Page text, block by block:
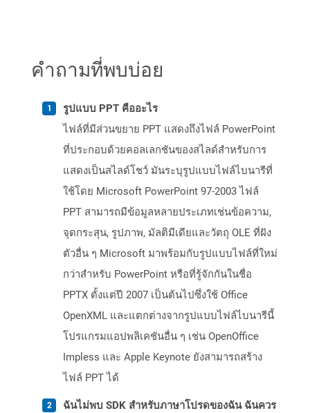
คำถามที่พบบ่อย
รูปแบบ PPT คืออะไร
ไฟล์ที่มีส่วนขยาย PPT แสดงถึงไฟล์ PowerPoint
ที่ประกอบด้วยคอลเลกชันของสไลด์สำหรับการ
แสดงเป็นสไลด์โชว์ มันระบุรูปแบบไฟล์ไบนารีที่
ใช้โดย Microsoft PowerPoint 97-2003 ไฟล์
PPT สามารถมีข้อมูลหลายประเภทเช่นข้อความ,
จุดกระสุน, รูปภาพ, มัลติมีเดียและวัตถุ OLE ที่ฝัง
ตัวอื่น ๆ Microsoft มาพร้อมกับรูปแบบไฟล์ที่ใหม่
กว่าสำหรับ PowerPoint หรือที่รู้จักกันในชื่อ
PPTX ตั้งแต่ปี 2007 เป็นต้นไปซึ่งใช้ Office
OpenXML และแตกต่างจากรูปแบบไฟล์ไบนารีนี้
โปรแกรมแอปพลิเคชันอื่น ๆ เช่น OpenOffice
Impless และ Apple Keynote ยังสามารถสร้าง
ไฟล์ PPT ได้
ฉันไม่พบ SDK สำหรับภาษาโปรดของฉัน ฉันควร